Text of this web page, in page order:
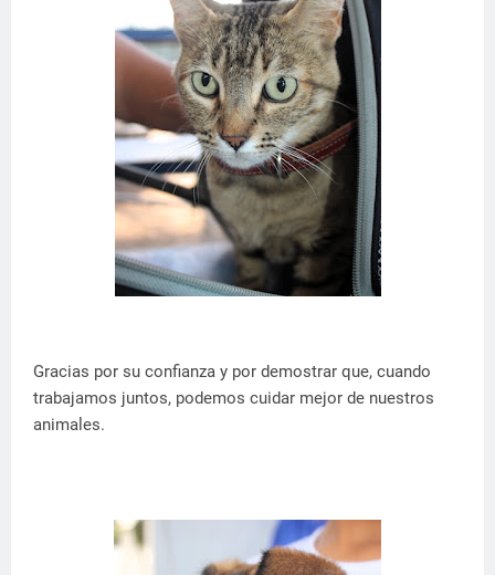
Gracias por su confianza y por demostrar que, cuando
trabajamos juntos, podemos cuidar mejor de nuestros
animales.